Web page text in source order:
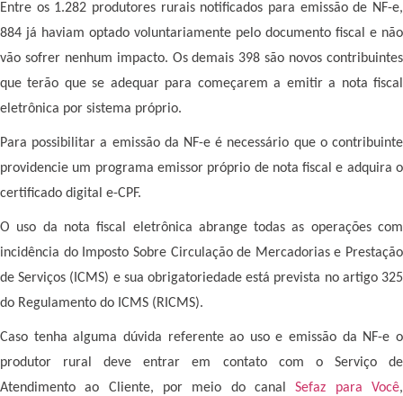
Entre os 1.282 produtores rurais notificados para emissão de NF-e,
884 já haviam optado voluntariamente pelo documento fiscal e não
vão sofrer nenhum impacto. Os demais 398 são novos contribuintes
que terão que se adequar para começarem a emitir a nota fiscal
eletrônica por sistema próprio.
Para possibilitar a emissão da NF-e é necessário que o contribuinte
providencie um programa emissor próprio de nota fiscal e adquira o
certificado digital e-CPF.
O uso da nota fiscal eletrônica abrange todas as operações com
incidência do Imposto Sobre Circulação de Mercadorias e Prestação
de Serviços (ICMS) e sua obrigatoriedade está prevista no artigo 325
do Regulamento do ICMS (RICMS).
Caso tenha alguma dúvida referente ao uso e emissão da NF-e o
produtor rural deve entrar em contato com o Serviço de
Atendimento ao Cliente, por meio do canalSefaz para Você,